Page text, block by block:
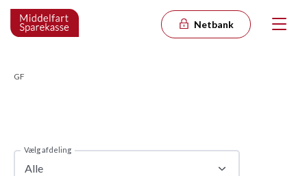
Netbank
GF
Vælg afdeling
Alle